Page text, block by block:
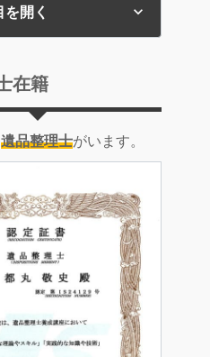
を開く
在籍
遺品整理士がいます。